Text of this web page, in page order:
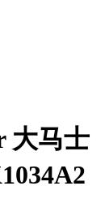
大马士